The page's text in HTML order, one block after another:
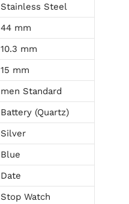
Stainless Steel
44 mm
10.3 mm
15 mm
men Standard
Battery (Quartz)
Silver
Blue
Date
Stop Watch